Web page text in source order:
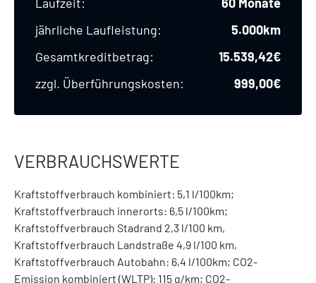
jährliche Laufleistung
5.000km
Gesamtkreditbetrag
15.539,42€
zzgl. Überführungskosten
999,00€
VERBRAUCHSWERTE
Kraftstoffverbrauch kombiniert: 5,1 l/100km;
Kraftstoffverbrauch innerorts: 6,5 l/100km;
Kraftstoffverbrauch Stadrand 2,3 l/100 km,
Kraftstoffverbrauch Landstraße 4,9 l/100 km,
Kraftstoffverbrauch Autobahn: 6,4 l/100km; CO2-
Emission kombiniert (WLTP): 115 g/km; CO2-